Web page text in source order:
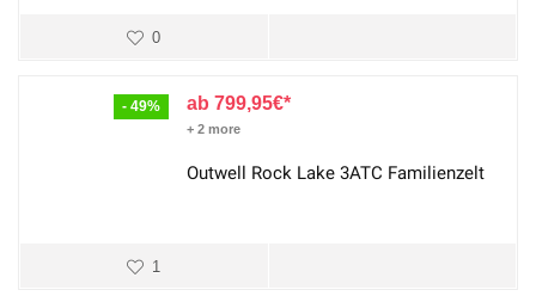
0
- 49% 799,95€
+ 2 more
Outwell Rock Lake 3ATC Familienzelt
1